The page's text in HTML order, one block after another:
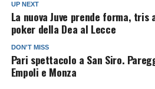
UP NEXT
La nuova Juve prende forma, tris
poker della Dea al Lecce
DON'T MISS
Pari spettacolo a San Siro.
Empoli e Monza